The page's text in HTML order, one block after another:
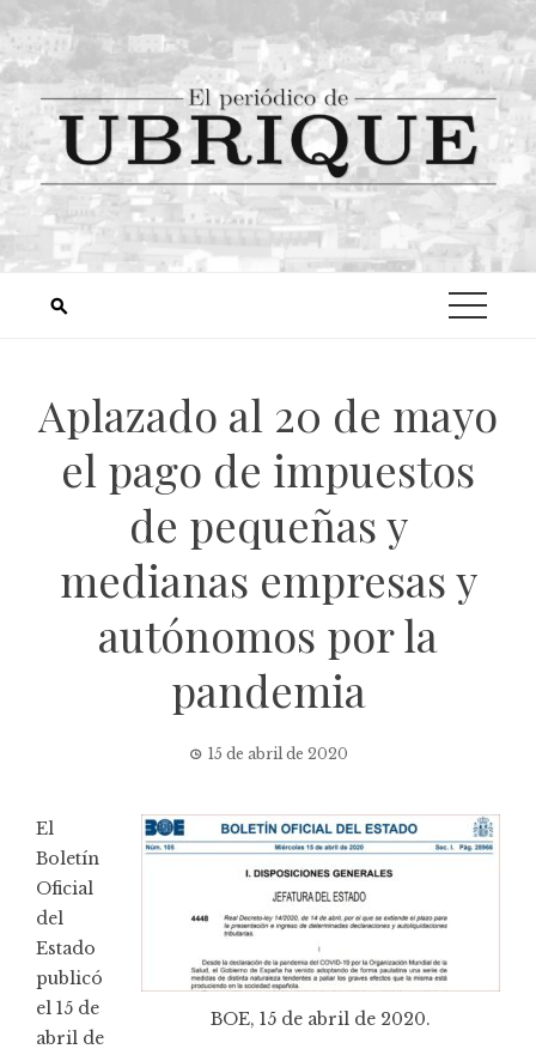
Aplazado al 20 de mayo
el pago de impuestos
de pequeñas y
medianas empresas y
autónomos por la
pandemia
15 de abril de 2020
BOE, 15 de abril de 2020.
El
Boletín
Oficial
del
Estado
publicó
el 15 de
abril de